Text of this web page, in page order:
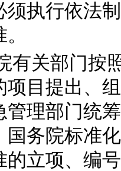
须执行依法
有关部门按
项目提出、
管理部门统
国务院标准
的立项、编